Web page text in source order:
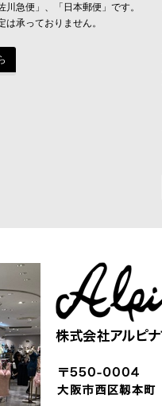
川急便」、「日本郵便」です。
は承っておりません。